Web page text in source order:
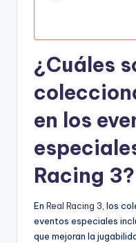
¿Cuáles
en los
Racing 3?
En Real Racing 3 , los
eventos especiales
que mejoran la